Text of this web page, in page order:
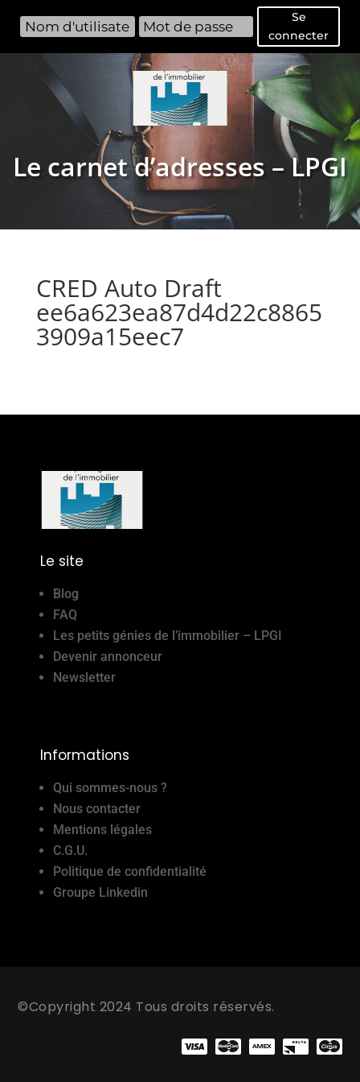
Se
connecter
Le carnet d’adresses – LPGI
CRED Auto Draft
ee6a623ea87d4d22c8865
3909a15eec7
Le site
Blog
FAQ
Les petits génies de l’immobilier – LPGI
Devenir annonceur
Newsletter
Informations
Qui sommes-nous ?
Nous contacter
Mentions légales
C.G.U.
Politique de confidentialité
Groupe Linkedin
©Copyright 2024 Tous droits réservés.